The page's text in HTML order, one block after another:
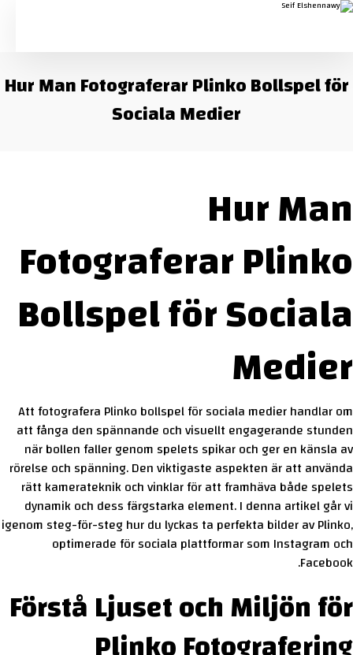
Hur Man Fotograferar Plinko Bollspel för
Sociala Medier
Hur Man
Fotograferar Plinko
Bollspel för Sociala
Medier
Att fotografera Plinko bollspel för sociala medier handlar om
att fånga den spännande och visuellt engagerande stunden
när bollen faller genom spelets spikar och ger en känsla av
rörelse och spänning. Den viktigaste aspekten är att använda
rätt kamerateknik och vinklar för att framhäva både spelets
dynamik och dess färgstarka element. I denna artikel går vi
igenom steg-för-steg hur du lyckas ta perfekta bilder av Plinko,
optimerade för sociala plattformar som Instagram och
Facebook.
Förstå Ljuset och Miljön för